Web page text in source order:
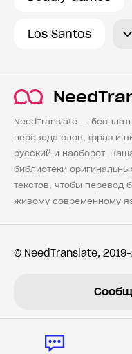
Los Santos
NeedTranslate —
перевода слов, фраз и
русский и наоборот.
библиотеки
текстов, чтобы перевод
живому современному
© NeedTranslate,